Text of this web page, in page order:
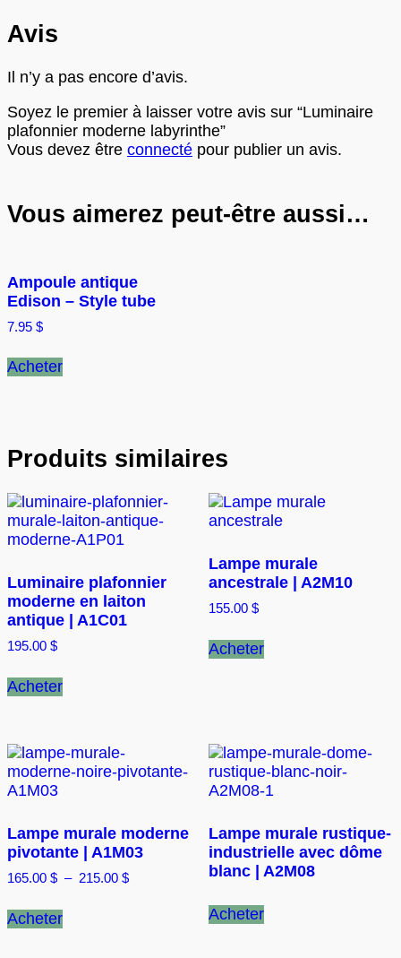
Avis
Il n’y a pas encore d’avis.
Soyez le premier à laisser votre avis sur “Luminaire
plafonnier moderne labyrinthe”
Vous devez être connecté pour publier un avis.
Vous aimerez peut-être aussi…
Ampoule antique
Edison – Style tube
7.95 $
Acheter
Produits similaires
Luminaire plafonnier
moderne en laiton
antique | A1C01
195.00 $
Acheter
Lampe murale
ancestrale | A2M10
155.00 $
Acheter
Lampe murale moderne
pivotante | A1M03
165.00 $ – 215.00 $Plage
Acheterproduit
Lampe murale rustique-
industrielle avec dôme
blanc | A2M08
Acheter